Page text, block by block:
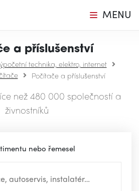
MENU
a příslušenství
technika, elektro, internet
Počítače a příslušenství
než 480 000 společností a
živnostníků
nebo řemesel